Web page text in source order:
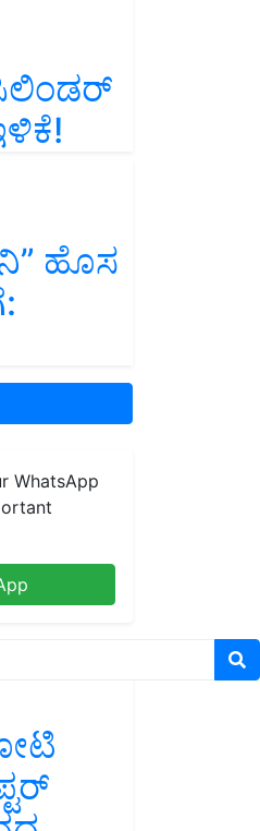
ಹೊಸ
WhatsApp